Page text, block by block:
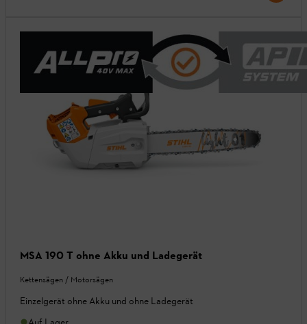
MSA 190 T ohne Akku und Ladegerät
Kettensägen / Motorsägen
Einzelgerät ohne Akku und ohne Ladegerät